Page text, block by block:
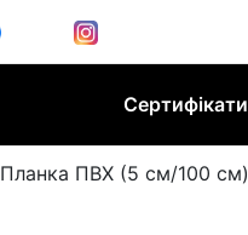
Сертифікати
Планка ПВХ (5 см/100 см)